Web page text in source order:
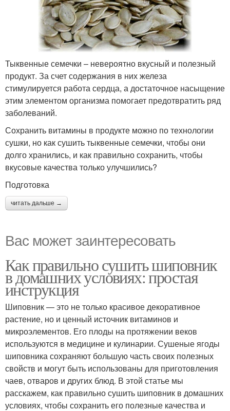
Тыквенные семечки – невероятно вкусный и полезный
продукт. За счет содержания в них железа
стимулируется работа сердца, а достаточное насыщение
этим элементом организма помогает предотвратить ряд
заболеваний.
Сохранить витамины в продукте можно по технологии
сушки, но как сушить тыквенные семечки, чтобы они
долго хранились, и как правильно сохранить, чтобы
вкусовые качества только улучшились?
Подготовка
читать дальше →
Вас может заинтересовать
Как правильно сушить шиповник
в домашних условиях: простая
инструкция
Шиповник — это не только красивое декоративное
растение, но и ценный источник витаминов и
микроэлементов. Его плоды на протяжении веков
используются в медицине и кулинарии. Сушеные ягоды
шиповника сохраняют большую часть своих полезных
свойств и могут быть использованы для приготовления
чаев, отваров и других блюд. В этой статье мы
расскажем, как правильно сушить шиповник в домашних
условиях, чтобы сохранить его полезные качества и